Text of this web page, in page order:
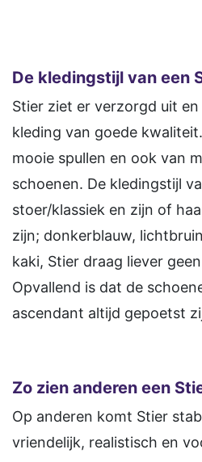
De kledingstijl van een
Stier ziet er verzorgd uit
kleding van goede
mooie spullen en ook van
schoenen. De kledingstijl
stoer/klassiek en zijn of
zijn; donkerblauw,
kaki, Stier draag liever
Opvallend is dat de
ascendant altijd gepoetst
Zo zien anderen een
Op anderen komt Stier
vriendelijk, realistisch en